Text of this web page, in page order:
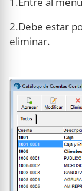
2.Debe estar
eliminar.